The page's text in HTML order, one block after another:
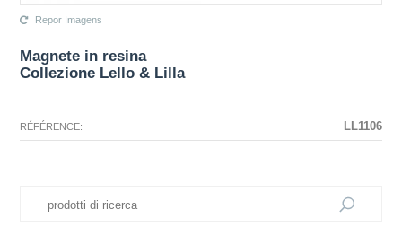
Repor Imagens
Magnete in resina
Collezione Lello & Lilla
momento.
RÉFÉRENCE: LL1106